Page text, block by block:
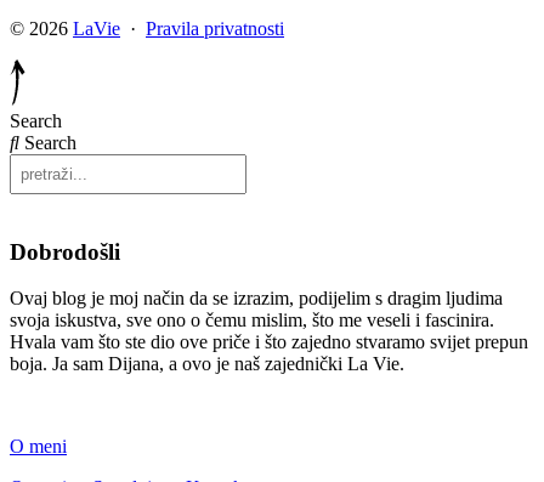
© 2026 LaVie · Pravila privatnosti
Search
Search
Dobrodošli
Ovaj blog je moj način da se izrazim, podijelim s dragim ljudima
svoja iskustva, sve ono o čemu mislim, što me veseli i fascinira.
Hvala vam što ste dio ove priče i što zajedno stvaramo svijet prepun
boja. Ja sam Dijana, a ovo je naš zajednički La Vie.
O meni